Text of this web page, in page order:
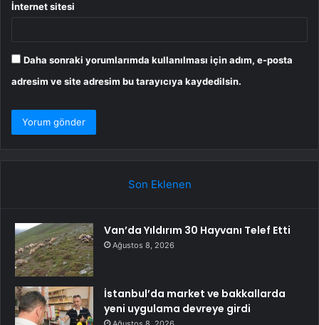
İnternet sitesi
Daha sonraki yorumlarımda kullanılması için adım, e-posta
adresim ve site adresim bu tarayıcıya kaydedilsin.
Son Eklenen
Van’da Yıldırım 30 Hayvanı Telef Etti
Ağustos 8, 2026
İstanbul’da market ve bakkallarda
yeni uygulama devreye girdi